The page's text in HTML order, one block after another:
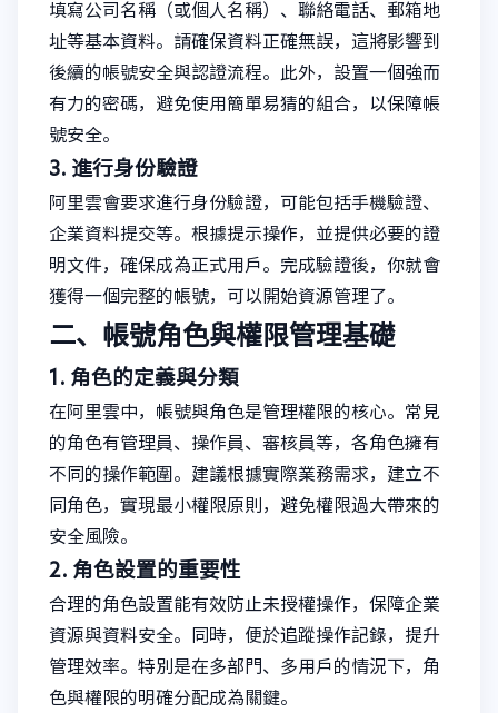
填寫公司名稱（或個人名稱）、聯絡電話、郵箱地
址等基本資料。請確保資料正確無誤，這將影響到
後續的帳號安全與認證流程。此外，設置一個強而
有力的密碼，避免使用簡單易猜的組合，以保障帳
號安全。
3. 進行身份驗證
阿里雲會要求進行身份驗證，可能包括手機驗證、
企業資料提交等。根據提示操作，並提供必要的證
明文件，確保成為正式用戶。完成驗證後，你就會
獲得一個完整的帳號，可以開始資源管理了。
二、帳號角色與權限管理基礎
1. 角色的定義與分類
在阿里雲中，帳號與角色是管理權限的核心。常見
的角色有管理員、操作員、審核員等，各角色擁有
不同的操作範圍。建議根據實際業務需求，建立不
同角色，實現最小權限原則，避免權限過大帶來的
安全風險。
2. 角色設置的重要性
合理的角色設置能有效防止未授權操作，保障企業
資源與資料安全。同時，便於追蹤操作記錄，提升
管理效率。特別是在多部門、多用戶的情況下，角
色與權限的明確分配成為關鍵。